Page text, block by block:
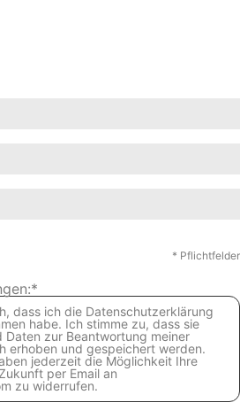
* Pflichtfelder
dass ich die Datenschutzerklärung
habe. Ich stimme zu, dass sie
Daten zur Beantwortung meiner
erhoben und gespeichert werden.
jederzeit die Möglichkeit Ihre
per Email an
zu widerrufen.